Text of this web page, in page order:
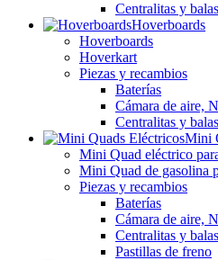
Centralitas y
Hoverboards
Hoverboards
Hoverkart
Piezas y recambios
Baterías
Cámara de aire,
Centralitas y
Mini
Mini Quad eléctrico
Mini Quad de gasolina
Piezas y recambios
Baterías
Cámara de aire,
Centralitas y
Pastillas de freno